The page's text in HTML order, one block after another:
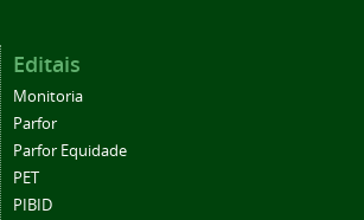
Editais
Monitoria
Parfor
Parfor Equidade
PET
PIBID